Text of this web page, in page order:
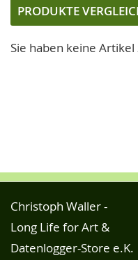
PRODUKTE
Sie haben keine
Christoph Waller -
Long Life for Art &
Datenlogger-Store e.K.